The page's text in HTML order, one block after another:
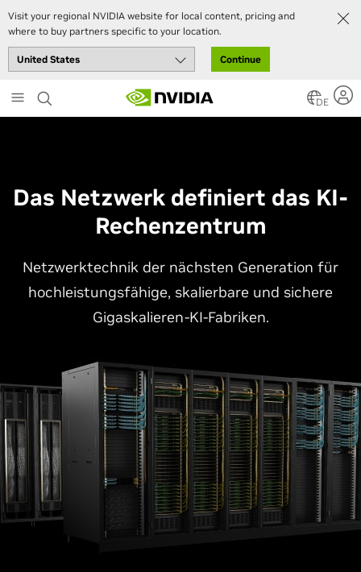
Visit your regional NVIDIA website for local content, pricing and
where to buy partners specific to your location.
Continue
to
main
DE
Das Netzwerk definiert das KI-
Rechenzentrum
Netzwerktechnik der nächsten Generation für
hochleistungsfähige, skalierbare und sichere
Gigaskalieren-KI-Fabriken.